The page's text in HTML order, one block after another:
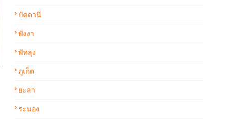
ปัตตานี
พังงา
พัทลุง
ภูเก็ต
ยะลา
ระนอง